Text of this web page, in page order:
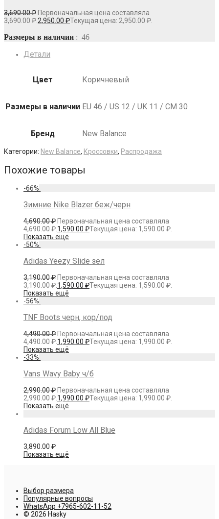
3,690.00₽ Первоначальная цена составляла
3,690.00 ₽.2,950.00 ₽Текущая цена: 2,950.00 ₽.
Размеры в наличии : 46
Детали
Цвет Коричневый
Размеры в наличии EU 46 / US 12 / UK 11 / СМ 30
Бренд New Balance
Категории: New Balance, Кроссовки, Распродажа
Похожие товары
-66%
Зимние Nike Blazer беж/черн
4,690.00₽ Первоначальная цена составляла
4,690.00 ₽. 1,590.00 ₽Текущая цена: 1,590.00 ₽.
Показать ещё
-50%
Adidas Yeezy Slide зел
3,190.00₽ Первоначальная цена составляла
3,190.00 ₽. 1,590.00 ₽Текущая цена: 1,590.00 ₽.
Показать ещё
-56%
TNF Boots черн, кор/под
4,490.00₽ Первоначальная цена составляла
4,490.00 ₽. 1,990.00 ₽Текущая цена: 1,990.00 ₽.
Показать ещё
-33%
Vans Wavy Baby ч/б
2,990.00₽ Первоначальная цена составляла
2,990.00 ₽. 1,990.00 ₽Текущая цена: 1,990.00 ₽.
Показать ещё
Adidas Forum Low All Blue
3,890.00 ₽
Показать ещё
Выбор размера
Популярные вопросы
WhatsApp +7965-602-11-52
© 2026 Hasky